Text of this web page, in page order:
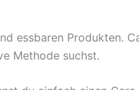
essbaren Produkten.
Methode suchst.